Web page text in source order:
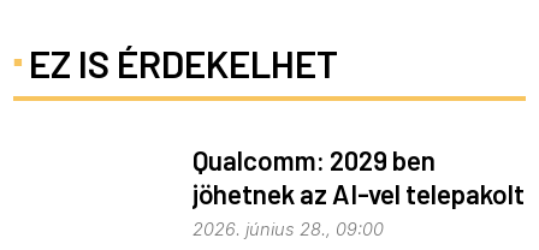
EZ IS ÉRDEKELHET
Qualcomm: 2029 ben
jöhetnek az AI-vel telepakolt
6G-s telefonok
2026. június 28., 09:00